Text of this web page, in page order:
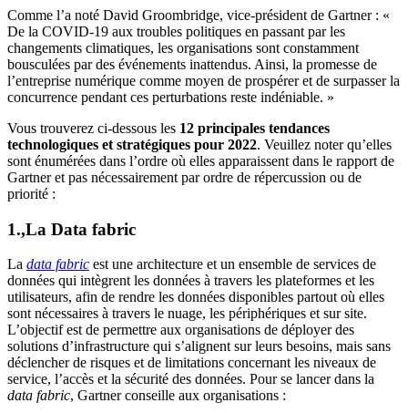
Comme l’a noté David Groombridge, vice-président de Gartner : «
De la COVID-19 aux troubles politiques en passant par les
changements climatiques, les organisations sont constamment
bousculées par des événements inattendus. Ainsi, la promesse de
l’entreprise numérique comme moyen de prospérer et de surpasser la
concurrence pendant ces perturbations reste indéniable. »
Vous trouverez ci-dessous les 12 principales tendances
technologiques et stratégiques pour 2022. Veuillez noter qu’elles
sont énumérées dans l’ordre où elles apparaissent dans le rapport de
Gartner et pas nécessairement par ordre de répercussion ou de
priorité :
1.,La Data fabric
La data fabric est une architecture et un ensemble de services de
données qui intègrent les données à travers les plateformes et les
utilisateurs, afin de rendre les données disponibles partout où elles
sont nécessaires à travers le nuage, les périphériques et sur site.
L’objectif est de permettre aux organisations de déployer des
solutions d’infrastructure qui s’alignent sur leurs besoins, mais sans
déclencher de risques et de limitations concernant les niveaux de
service, l’accès et la sécurité des données. Pour se lancer dans la
data fabric, Gartner conseille aux organisations :